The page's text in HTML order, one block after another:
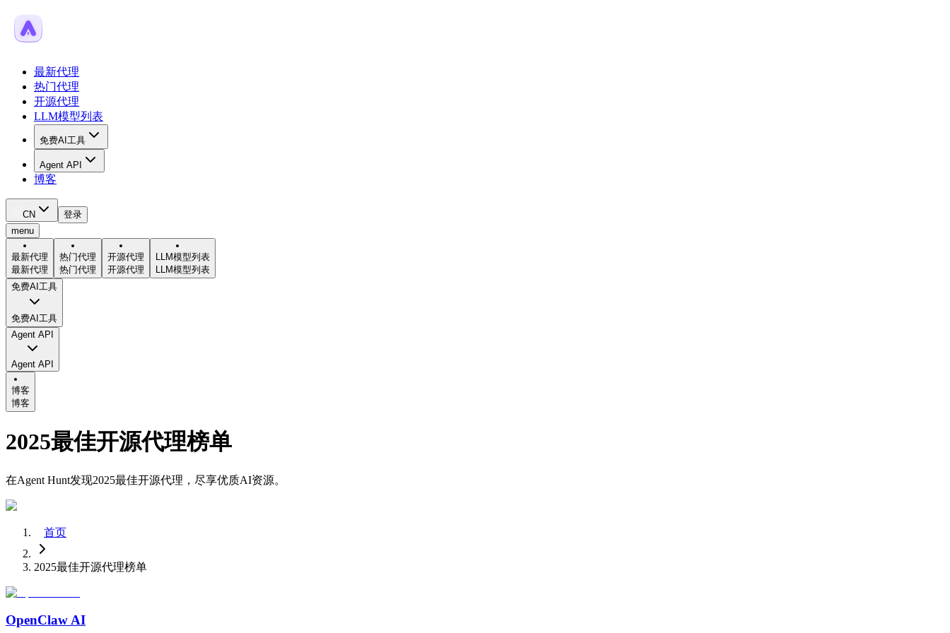
最新代理
热门代理
开源代理
LLM模型列表
免费AI工具
Agent API
博客
CN
登录
menu
最新代理
最新代理
热门代理
热门代理
开源代理
开源代理
LLM模型列表
LLM模型列表
免费AI工具
免费AI工具
Agent API
Agent API
博客
博客
2025最佳开源代理榜单
在Agent Hunt发现2025最佳开源代理，尽享优质AI资源。
首页
2025最佳开源代理榜单
OpenClaw AI